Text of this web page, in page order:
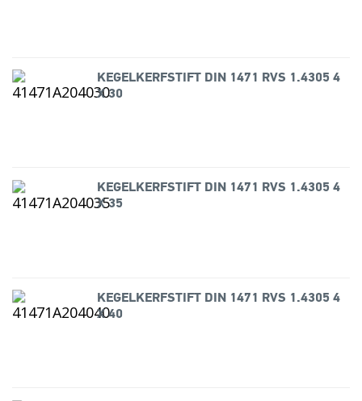
KEGELKERFSTIFT DIN 1471 RVS 1.4305 4
X 30
KEGELKERFSTIFT DIN 1471 RVS 1.4305 4
X 35
KEGELKERFSTIFT DIN 1471 RVS 1.4305 4
X 40